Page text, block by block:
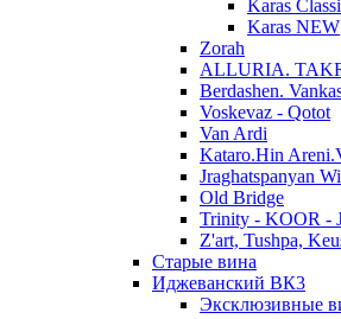
Karas
Karas NEW
Zorah
ALLURIA.
Berdashen.
Voskevaz - Qotot
Van Ardi
Kataro.Hin
Jraghatspanyan
Old Bridge
Trinity - KOOR -
Z'art, Tushpa,
Старые вина
Иджеванский ВК3
Эксклюзивные